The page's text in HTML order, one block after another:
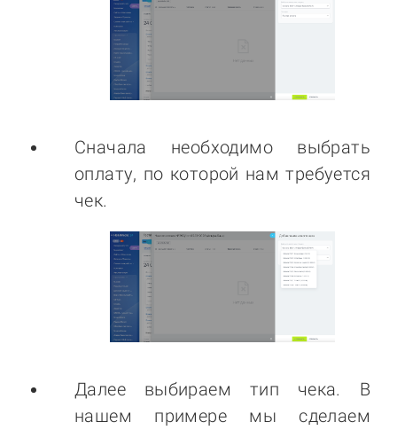
Сначала необходимо выбрать
оплату, по которой нам требуется
чек.
Далее выбираем тип чека. В
нашем примере мы сделаем